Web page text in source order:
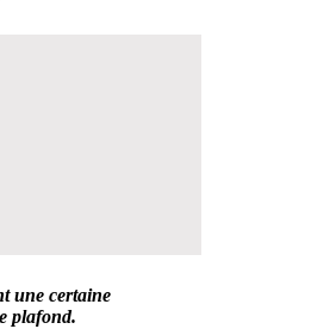
une certaine
plafond.